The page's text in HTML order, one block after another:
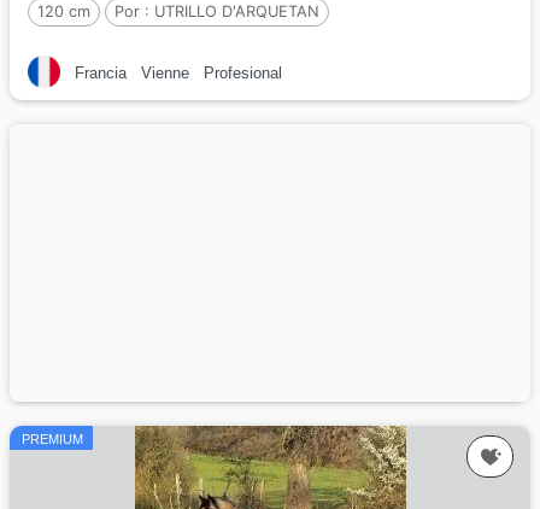
120 cm
Por : UTRILLO D'ARQUETAN
Francia Vienne Profesional
PREMIUM